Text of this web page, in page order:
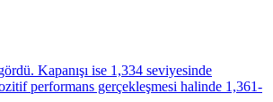
Kapanışı ise 1,334 seviyesinde
performans gerçekleşmesi halinde 1,361-